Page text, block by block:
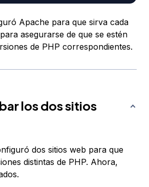
Apache para que sirva cada
asegurarse de que se estén
de PHP correspondientes.
los dos sitios
dos sitios web para que
distintas de PHP. Ahora,